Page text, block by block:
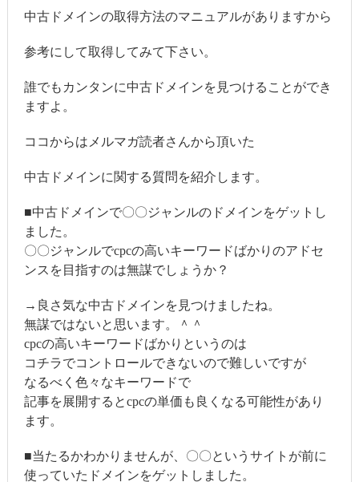
中古ドメインの取得方法のマニュアルがありますから
参考にして取得してみて下さい。
誰でもカンタンに中古ドメインを見つけることができ
ますよ。
ココからはメルマガ読者さんから頂いた
中古ドメインに関する質問を紹介します。
■中古ドメインで〇〇ジャンルのドメインをゲットし
ました。
〇〇ジャンルでcpcの高いキーワードばかりのアドセ
ンスを目指すのは無謀でしょうか？
→良さ気な中古ドメインを見つけましたね。
無謀ではないと思います。＾＾
cpcの高いキーワードばかりというのは
コチラでコントロールできないので難しいですが
なるべく色々なキーワードで
記事を展開するとcpcの単価も良くなる可能性があり
ます。
■当たるかわかりませんが、〇〇というサイトが前に
使っていたドメインをゲットしました。